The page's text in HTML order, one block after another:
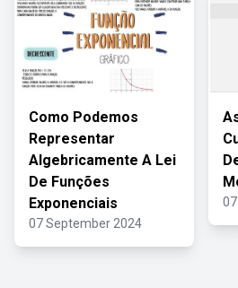
Como Podemos
Representar
Algebricamente A Lei
De Funções
Exponenciais
07 September 2024